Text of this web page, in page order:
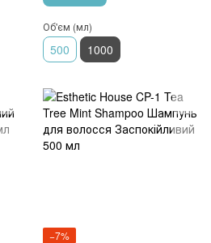
Об'єм (мл)
500 1000
−7%